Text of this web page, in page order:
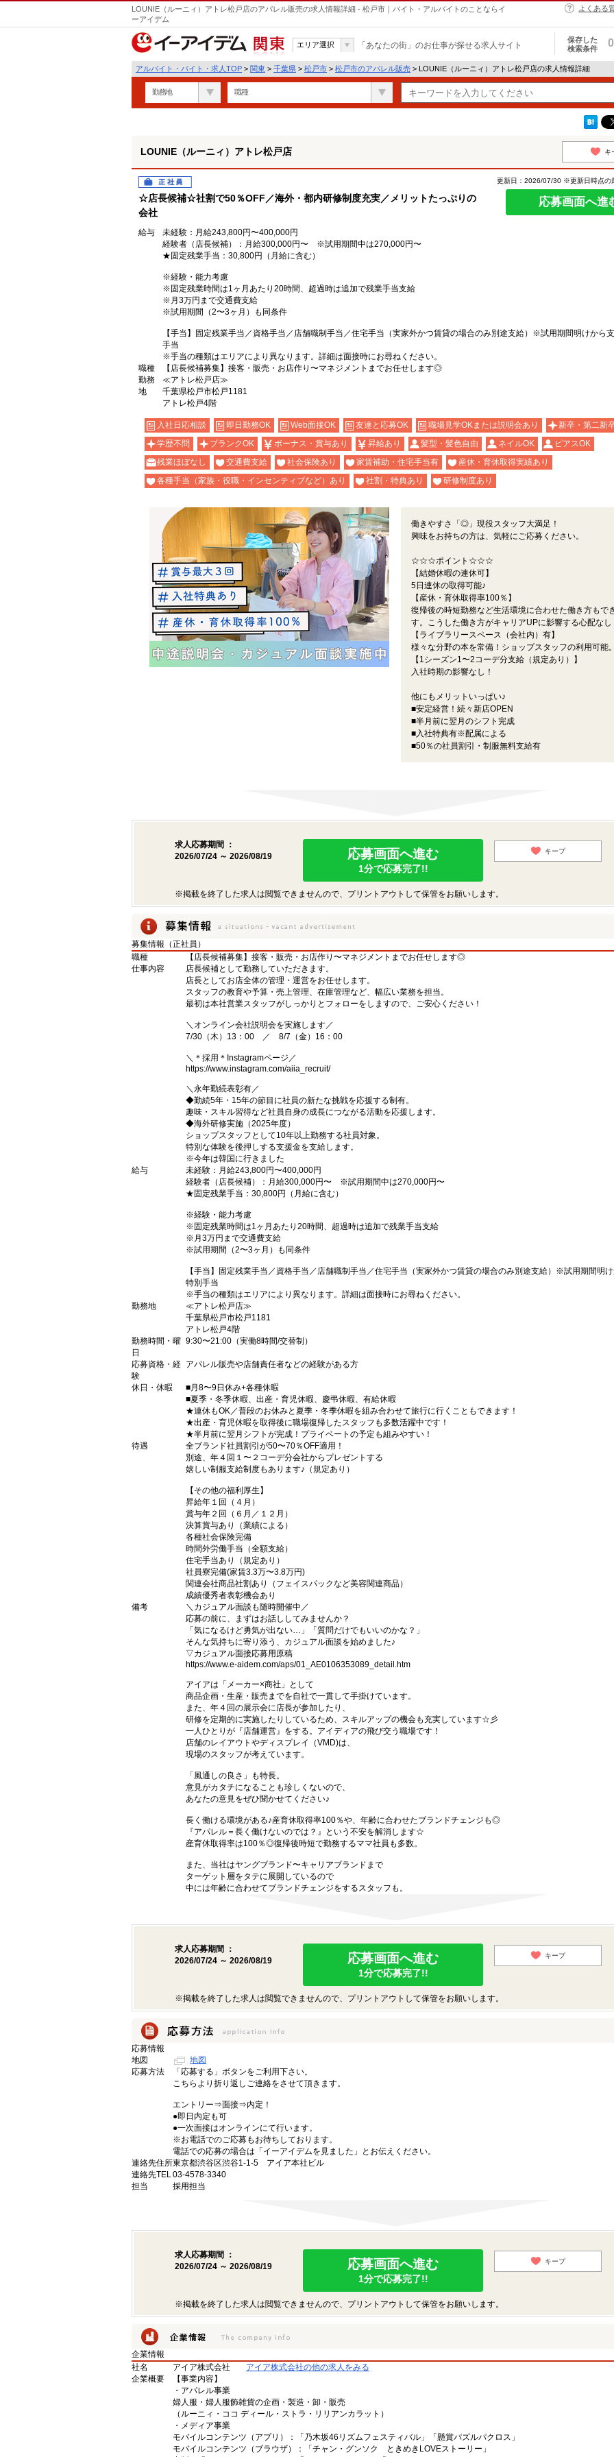
LOUNIE（ルーニィ）アトレ松戸店のアパレル販売の求人情報詳細 - 松戸市｜バイト・アルバイトのことならイ
ーアイデム
よくある
関東
エリア選択 「あなたの街」のお仕事が探せる求人サイト
保存した
検索条件
0
アルバイト・バイト・求人TOP > 関東 > 千葉県 > 松戸市 > 松戸市のアパレル販売 > LOUNIE（ルーニィ）アトレ松戸店の求人情報詳細
勤務地 職種
LOUNIE（ルーニィ）アトレ松戸店 キ
正社員
☆店長候補☆社割で50％OFF／海外・都内研修制度充実／メリットたっぷりの
会社
更新日：2026/07/30 ※更新日時点の
応募画面へ進
給与
未経験：月給243,800円〜400,000円
経験者（店長候補）：月給300,000円〜 ※試用期間中は270,000円〜
★固定残業手当：30,800円（月給に含む）
※経験・能力考慮
※固定残業時間は1ヶ月あたり20時間、超過時は追加で残業手当支給
※月3万円まで交通費支給
※試用期間（2〜3ヶ月）も同条件
【手当】固定残業手当／資格手当／店舗職制手当／住宅手当（実家外かつ賃貸の場合のみ別途支給）※試用期間明けから
手当
※手当の種類はエリアにより異なります。詳細は面接時にお尋ねください。
職種
【店長候補募集】接客・販売・お店作り〜マネジメントまでお任せします◎
勤務
地
≪アトレ松戸店≫
千葉県松戸市松戸1181
アトレ松戸4階
入社日応相談 即日勤務OK Web面接OK 友達と応募OK 職場見学OKまたは説明会あり
新卒・第二新
学歴不問
ブランクOK ボーナス・賞与あり 昇給あり 髪型・髪色自由 ネイルOK
ピアスOK
残業ほぼなし
交通費支給 社会保険あり 家賃補助・住宅手当有
産休・育休取得実績あり
各種手当（家族・役職・インセンティブなど）あり
社割・特典あり 研修制度あり
働きやすさ「◎」現役スタッフ大満足！
興味をお持ちの方は、気軽にご応募ください。
☆☆☆ポイント☆☆☆
【結婚休暇の連休可】
5日連休の取得可能♪
【産休・育休取得率100％】
復帰後の時短勤務など生活環境に合わせた働き方もで
す。こうした働き方がキャリアUPに影響する心配なし
【ライブラリースペース（会社内）有】
様々な分野の本を常備！ショップスタッフの利用可能
【1シーズン1〜2コーデ分支給（規定あり）】
入社時期の影響なし！
他にもメリットいっぱい♪
■安定経営！続々新店OPEN
■半月前に翌月のシフト完成
■入社特典有※配属による
■50％の社員割引・制服無料支給有
求人応募期間 ：
2026/07/24 ～ 2026/08/19
応募画面へ進む
1分で応募完了!!
キープ
※掲載を終了した求人は閲覧できませんので、プリントアウトして保管をお願いします。
募集情報（正社員）
職種
【店長候補募集】接客・販売・お店作り〜マネジメントまでお任せします◎
仕事内容
店長候補として勤務していただきます。
店長としてお店全体の管理・運営をお任せします。
スタッフの教育や予算・売上管理、在庫管理など、幅広い業務を担当。
最初は本社営業スタッフがしっかりとフォローをしますので、ご安心ください！
＼オンライン会社説明会を実施します／
7/30（木）13：00 ／ 8/7（金）16：00
＼＊採用＊Instagramページ／
https://www.instagram.com/aiia_recruit/
＼永年勤続表彰有／
◆勤続5年・15年の節目に社員の新たな挑戦を応援する制有。
趣味・スキル習得など社員自身の成長につながる活動を応援します。
◆海外研修実施（2025年度）
ショップスタッフとして10年以上勤務する社員対象。
特別な体験を後押しする支援金を支給します。
※今年は韓国に行きました
給与
未経験：月給243,800円〜400,000円
経験者（店長候補）：月給300,000円〜 ※試用期間中は270,000円〜
★固定残業手当：30,800円（月給に含む）
※経験・能力考慮
※固定残業時間は1ヶ月あたり20時間、超過時は追加で残業手当支給
※月3万円まで交通費支給
※試用期間（2〜3ヶ月）も同条件
【手当】固定残業手当／資格手当／店舗職制手当／住宅手当（実家外かつ賃貸の場合のみ別途支給）※試用期間明
特別手当
※手当の種類はエリアにより異なります。詳細は面接時にお尋ねください。
勤務地
≪アトレ松戸店≫
千葉県松戸市松戸1181
アトレ松戸4階
勤務時間・曜
日
9:30〜21:00（実働8時間/交替制）
応募資格・経
験
アパレル販売や店舗責任者などの経験がある方
休日・休暇
■月8〜9日休み+各種休暇
■夏季・冬季休暇、出産・育児休暇、慶弔休暇、有給休暇
★連休もOK／普段のお休みと夏季・冬季休暇を組み合わせて旅行に行くこともできます！
★出産・育児休暇を取得後に職場復帰したスタッフも多数活躍中です！
★半月前に翌月シフトが完成！プライベートの予定も組みやすい！
待遇
全ブランド社員割引が50〜70％OFF適用！
別途、年４回１〜２コーデ分会社からプレゼントする
嬉しい制服支給制度もあります♪（規定あり）
【その他の福利厚生】
昇給年１回（４月）
賞与年２回（６月／１２月）
決算賞与あり（業績による）
各種社会保険完備
時間外労働手当（全額支給）
住宅手当あり（規定あり）
社員寮完備(家賃3.3万〜3.8万円)
関連会社商品社割あり（フェイスパックなど美容関連商品）
成績優秀者表彰機会あり
備考
＼カジュアル面談も随時開催中／
応募の前に、まずはお話ししてみませんか？
「気になるけど勇気が出ない…」「質問だけでもいいのかな？」
そんな気持ちに寄り添う、カジュアル面談を始めました♪
▽カジュアル面接応募用原稿
https://www.e-aidem.com/aps/01_AE0106353089_detail.htm
アイアは「メーカー×商社」として
商品企画・生産・販売までを自社で一貫して手掛けています。
また、年４回の展示会に店長が参加したり、
研修を定期的に実施したりしているため、スキルアップの機会も充実しています☆彡
一人ひとりが『店舗運営』をする。アイディアの飛び交う職場です！
店舗のレイアウトやディスプレイ（VMD)は、
現場のスタッフが考えています。
「風通しの良さ」も特長。
意見がカタチになることも珍しくないので、
あなたの意見をぜひ聞かせてください♪
長く働ける環境がある♪産育休取得率100％や、年齢に合わせたブランドチェンジも◎
『アパレル＝長く働けないのでは？』という不安を解消します☆
産育休取得率は100％◎復帰後時短で勤務するママ社員も多数。
また、当社はヤングブランド〜キャリアブランドまで
ターゲット層をタテに展開しているので
中には年齢に合わせてブランドチェンジをするスタッフも。
求人応募期間 ：
2026/07/24 ～ 2026/08/19
応募画面へ進む
1分で応募完了!!
キープ
※掲載を終了した求人は閲覧できませんので、プリントアウトして保管をお願いします。
応募情報
地図
地図
応募方法
「応募する」ボタンをご利用下さい。
こちらより折り返しご連絡をさせて頂きます。
エントリー⇒面接⇒内定！
●即日内定も可
●一次面接はオンラインにて行います。
※お電話でのご応募もお待ちしております。
電話での応募の場合は「イーアイデムを見ました」とお伝えください。
連絡先住所東京都渋谷区渋谷1-1-5 アイア本社ビル
連絡先TEL03-4578-3340
担当
採用担当
求人応募期間 ：
2026/07/24 ～ 2026/08/19
応募画面へ進む
1分で応募完了!!
キープ
※掲載を終了した求人は閲覧できませんので、プリントアウトして保管をお願いします。
企業情報
社名
アイア株式会社
アイア株式会社の他の求人をみる
企業概要
【事業内容】
・アパレル事業
婦人服・婦人服飾雑貨の企画・製造・卸・販売
（ルーニィ・ココ ディール・ストラ・リリアンカラット）
・メディア事業
モバイルコンテンツ（アプリ）：「乃木坂46リズムフェスティバル」「懸賞パズルパクロス」
モバイルコンテンツ（ブラウザ）：「チャン・グンソク ときめきLOVEストーリー」